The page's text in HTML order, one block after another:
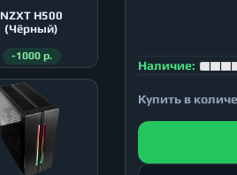
NZXT H500
(Чёрный)
-1000 р.
Наличие:
Купить в